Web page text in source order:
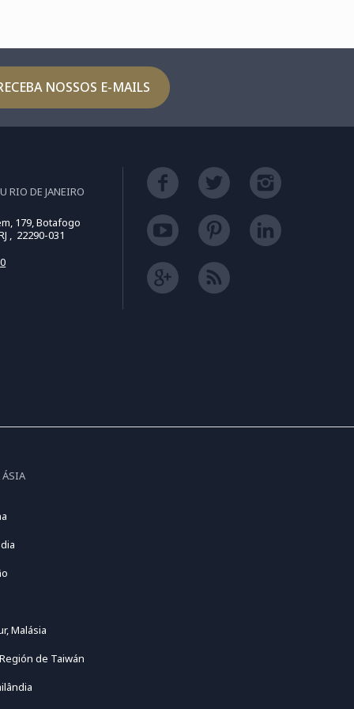
NOSSOS E-MAILS
RIO DE JANEIRO
179, Botafogo
, 22290-031
ÁSIA
Malásia
de Taiwán